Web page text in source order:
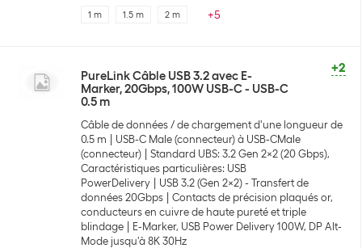
1 m 1.5 m 2 m +5
+2
PureLink Câble USB 3.2 avec E-
Marker, 20Gbps, 100W USB-C - USB-C
0.5 m
Câble de données / de chargement d'une longueur de
0.5 m
USB-C Male (connecteur) à USB-CMale
(connecteur)
Standard UBS: 3.2 Gen 2x2 (20 Gbps),
Caractéristiques particulières: USB
PowerDelivery
USB 3.2 (Gen 2x2) - Transfert de
données 20Gbps
Contacts de précision plaqués or,
conducteurs en cuivre de haute pureté et triple
blindage
E-Marker, USB Power Delivery 100W, DP Alt-
Mode jusqu'à 8K 30Hz